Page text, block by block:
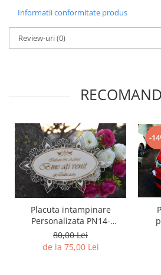
Franceza
Slovaca
Oferte (Cake Toppers)
Oferte (Toppere Flori)
Pachete Inedite
Stand Prezentare
Oneline (Topper Lateral)
Informatii conformitate produs
Review-uri(0)
Placuta intampinare
Personalizata PN14-
25x15cm
80,00 Lei
de la 75,00 Lei
-